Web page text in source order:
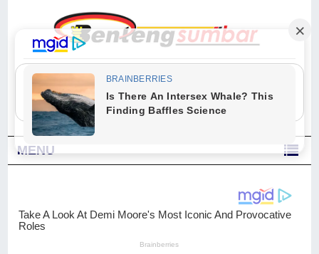
"Sesungguhnya Allah dan para malaikat-Nya berselawat untuk Nabi.
Wahai orang-orang yang beriman, berselawatlah kamu untuk Nabi dan
ucapkanlah salam dengan penuh penghormatan kepadanya." (Qs. Al
Ahzab Ayat 56)
MENU